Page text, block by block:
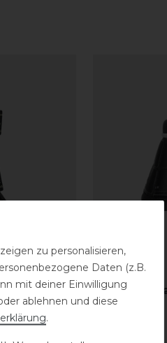
Veredus
zu personalisieren,
Daten (z.B.
mit deiner Einwilligung
ablehnen und diese
.